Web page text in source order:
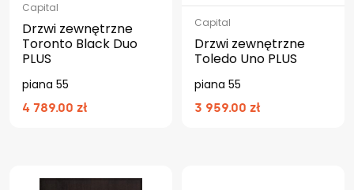
Capital
Drzwi zewnętrzne
Toronto Black Duo
PLUS
piana 55
4 789.00 zł
Capital
Drzwi zewnętrzne
Toledo Uno PLUS
piana 55
3 959.00 zł